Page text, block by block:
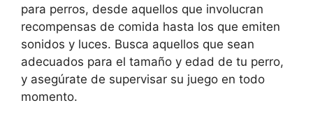
para perros, desde aquellos que involucran
recompensas de comida hasta los que emiten
sonidos y luces. Busca aquellos que sean
adecuados para el tamaño y edad de tu perro,
y asegúrate de supervisar su juego en todo
momento.